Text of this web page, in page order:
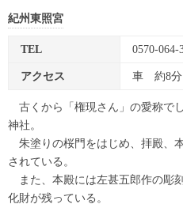
紀州東照宮
TEL 0570-064-
アクセス 車 約8分
古くから「権現さん」の愛称で
神社。
朱塗りの桜門をはじめ、拝殿、
されている。
また、本殿には左甚五郎作の彫
化財が残っている。